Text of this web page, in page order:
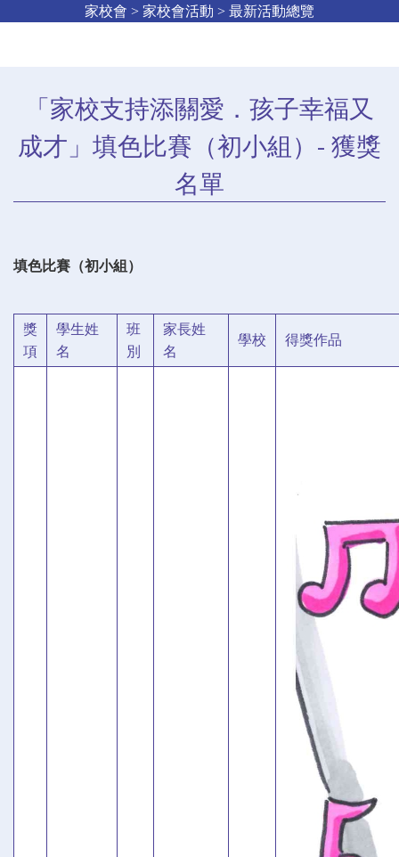
家校會 > 家校會活動 > 最新活動總覽
「家校支持添關愛．孩子幸福又
成才」填色比賽（初小組）- 獲獎
名單
填色比賽（初小組）
獎
項
學生姓
名
班
別
家長姓
名
學校 得獎作品